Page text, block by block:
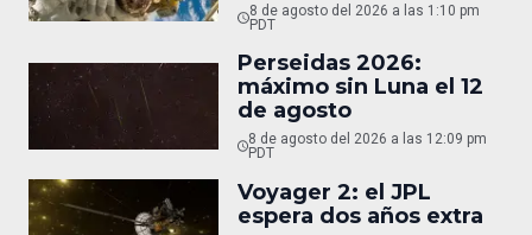
8 de agosto del 2026 a las 1:10 pm
PDT
Perseidas 2026:
máximo sin Luna el 12
de agosto
8 de agosto del 2026 a las 12:09 pm
PDT
Voyager 2: el JPL
espera dos años extra